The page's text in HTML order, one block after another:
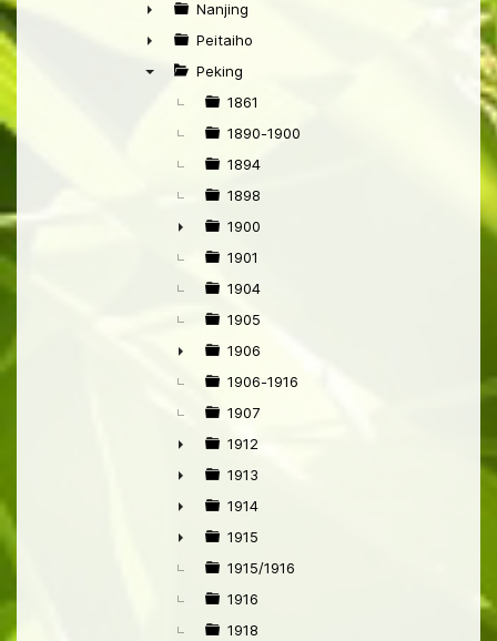
►
►
Nanjing
►
Peitaiho
Peking
1861
1890-1900
1894
1898
►
1900
1901
1904
1905
►
1906
1906-1916
1907
►
1912
►
1913
►
1914
►
1915
1915/1916
1916
1918